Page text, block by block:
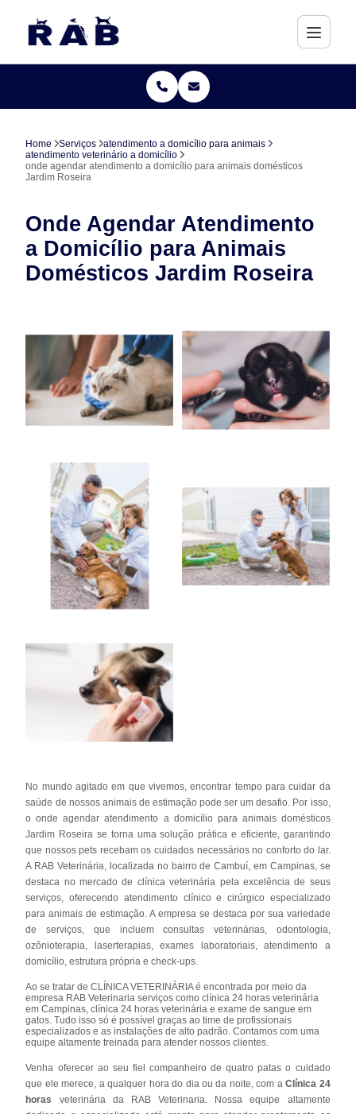
Home Serviços
atendimento a domicílio para animais
atendimento veterinário a domicílio
onde agendar atendimento a domicílio para animais domésticos
Jardim Roseira
Onde Agendar Atendimento
a Domicílio para Animais
Domésticos Jardim Roseira
No mundo agitado em que vivemos, encontrar tempo para cuidar da
saúde de nossos animais de estimação pode ser um desafio. Por isso,
o onde agendar atendimento a domicílio para animais domésticos
Jardim Roseira se torna uma solução prática e eficiente, garantindo
que nossos pets recebam os cuidados necessários no conforto do lar.
A RAB Veterinária, localizada no bairro de Cambuí, em Campinas, se
destaca no mercado de clínica veterinária pela excelência de seus
serviços, oferecendo atendimento clínico e cirúrgico especializado
para animais de estimação. A empresa se destaca por sua variedade
de serviços, que incluem consultas veterinárias, odontologia,
ozônioterapia, laserterapias, exames laboratoriais, atendimento a
domicílio, estrutura própria e check-ups.
Ao se tratar de CLÍNICA VETERINÁRIA é encontrada por meio da
empresa RAB Veterinaria serviços como clínica 24 horas veterinária
em Campinas, clínica 24 horas veterinária e exame de sangue em
gatos. Tudo isso só é possível graças ao time de profissionais
especializados e as instalações de alto padrão. Contamos com uma
equipe altamente treinada para atender nossos clientes.
Venha oferecer ao seu fiel companheiro de quatro patas o cuidado
que ele merece, a qualquer hora do dia ou da noite, com aClínica 24
horas
veterinária da RAB Veterinaria. Nossa equipe altamente